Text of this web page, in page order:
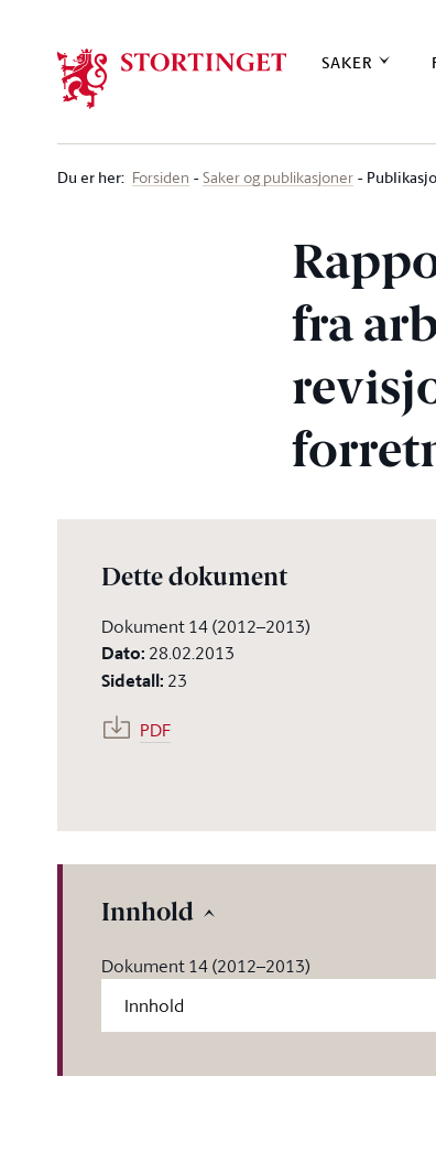
SAKER
Du er her: Forsiden Saker og publikasjoner
fra
Dette dokument
Dokument 14 (2012–2013)
Dato: 28.02.2013
Sidetall: 23
PDF
Innhold
Dokument 14 (2012–2013)